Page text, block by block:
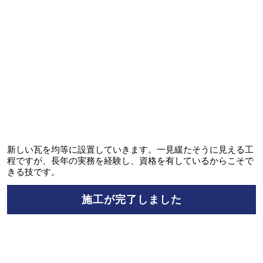
新しい瓦を均等に設置していきます。一見緩たそうに見える工
程ですが、長年の実務を経験し、資格を有しているからこそで
きる技です。
施工が完了しました